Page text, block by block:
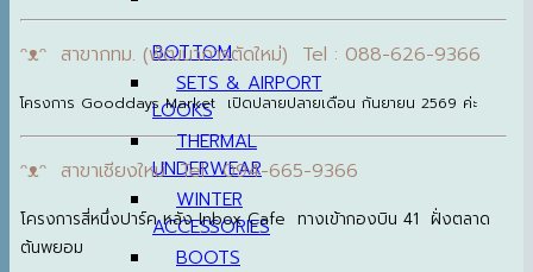
BOTTOM
SETS & AIRPORT
LOOKS
THERMAL
UNDERWEAR
WINTER
ACCESSORIES
BOOTS
ᵔᴥᵔ สาขากทม. (พัฒนาการตัดใหม่) Tel : 088-626-9366
โครงการ Gooddays Market เปิดปลายปลายเดือน กันยายน 2569 ค่ะ
ᵔᴥᵔ สาขาเชียงใหม่ Tel : 094-665-9366
โครงการสี่หนึ่งปาร์ค หลัง Inbox Cafe ทางเข้ากองบิน 41 ฝั่งตลาด
ต้นพยอม